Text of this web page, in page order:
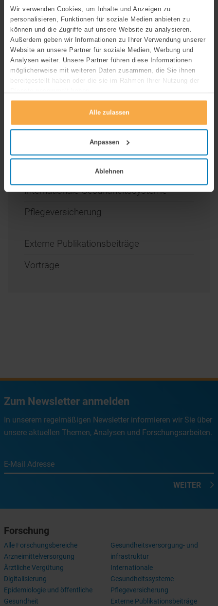
Wir verwenden Cookies, um Inhalte und Anzeigen zu
personalisieren, Funktionen für soziale Medien anbieten zu
können und die Zugriffe auf unsere Website zu analysieren.
Außerdem geben wir Informationen zu Ihrer Verwendung unserer
Website an unsere Partner für soziale Medien, Werbung und
Analysen weiter. Unsere Partner führen diese Informationen
möglicherweise mit weiteren Daten zusammen, die Sie ihnen
bereitgestellt haben oder die sie im Rahmen Ihrer Nutzung der
Alle zulassen
Anpassen
Ablehnen
Alle Forschungsbereiche
Arzneimittelversorgung
Ärztliche Vergütung
Digitalisierung
Epidemiologie und öffentliche
Gesundheitsversorgung- und
Internationale Gesundheitssysteme
Pflegeversicherung
Externe Publikationsbeiträge
Vorträge
Zum Newsletter anmelden
In unserem regelmäßigen Newsletter informieren wir Sie über
unsere aktuellen Themen, Analysen und Forschungsarbeiten.
E-Mail Adresse
WEITER
Forschung
Alle Forschungsbereiche
Arzneimittelversorgung
Ärztliche Vergütung
Digitalisierung
Epidemiologie und öffentliche
Gesundheit
Gesundheitsversorgung- und
infrastruktur
Internationale
Gesundheitssysteme
Pflegeversicherung
Externe Publikationsbeiträge